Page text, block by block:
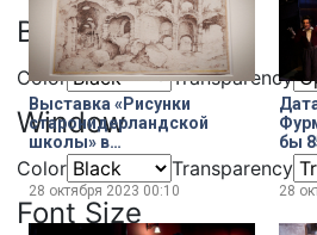
Background
Color Transparency
Window
Color Transparency
Font Size
Выставка «Рисунки
старонидерландской
школы» в
Государственном
Эрмитаже
28 октября 2023 00:10
бы
28